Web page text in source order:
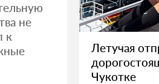
не
к
Летучая
Чукотке